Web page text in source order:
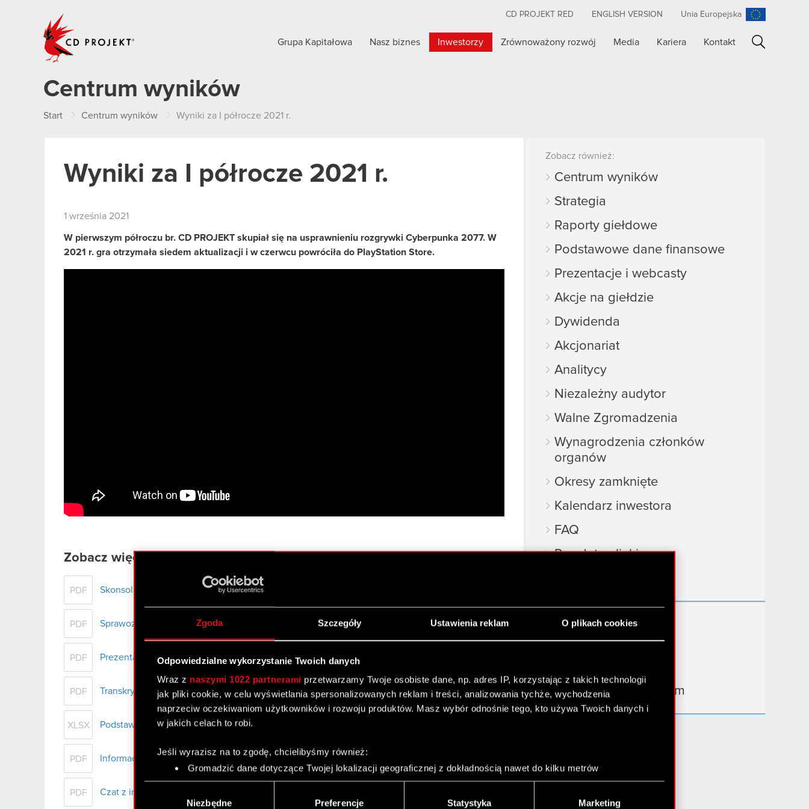
Zgoda Szczegóły Ustawienia reklam O plikach cookies
Odpowiedzialne wykorzystanie Twoich danych
Wraz z naszymi 1022 partnerami przetwarzamy Twoje osobiste dane, np. adres IP, korzystając z takich technologii
jak pliki cookie, w celu wyświetlania spersonalizowanych reklam i treści, analizowania tychże, wychodzenia
naprzeciw oczekiwaniom użytkowników i rozwoju produktów. Masz wybór odnośnie tego, kto używa Twoich danych i
w jakich celach to robi.
Jeśli wyrazisz na to zgodę, chcielibyśmy również:
Gromadzić dane dotyczące Twojej lokalizacji geograficznej z dokładnością nawet do kilku metrów
Identyfikować Twoje urządzenie, aktywnie analizując charakteryzującego je zbiory danych (fingerprinting,
Niezbędne Preferencje Statystyka Marketing
CD PROJEKT RED ENGLISH VERSION Unia Europejska
Grupa Kapitałowa Nasz biznes Inwestorzy Zrównoważony rozwój Media Kariera Kontakt
Centrum wyników
Start Centrum wyników Wyniki za I półrocze 2021 r.
Wyniki za I półrocze 2021 r.
1 września 2021
W pierwszym półroczu br. CD PROJEKT skupiał się na usprawnieniu rozgrywki Cyberpunka 2077. W
2021 r. gra otrzymała siedem aktualizacji i w czerwcu powróciła do PlayStation Store.
Zobacz więcej:
PDF Skonsolidowane sprawozdanie finansowe Grupy Kapitałowej CD PROJEKT za I półrocze 2021 r.
PDF Sprawozdanie Zarządu z działalności Grupy Kapitałowej GD PROJEKT za I półrocze 2021 r.
PDF Prezentacja Grupy CD PROJEKT – wyniki H1 2021 [EN]
PDF Transkrypt audio webcastu Grupy CD PROJEKT - wyniki H1 2021
XLSX Podstawowe dane finansowe - H1 2021
PDF Informacja prasowa - wyniki H1 2021
PDF Czat z inwestorami indywidualnymi – 2 września 2021 r.
Zobacz również:
Centrum wyników
Strategia
Raporty giełdowe
Podstawowe dane finansowe
Prezentacje i webcasty
Akcje na giełdzie
Dywidenda
Akcjonariat
Analitycy
Niezależny audytor
Walne Zgromadzenia
Wynagrodzenia członków
organów
Okresy zamknięte
Kalendarz inwestora
FAQ
Przydatne linki
Dowiedz się więcej:
thewitcher.com
gear.cdprojektred.com